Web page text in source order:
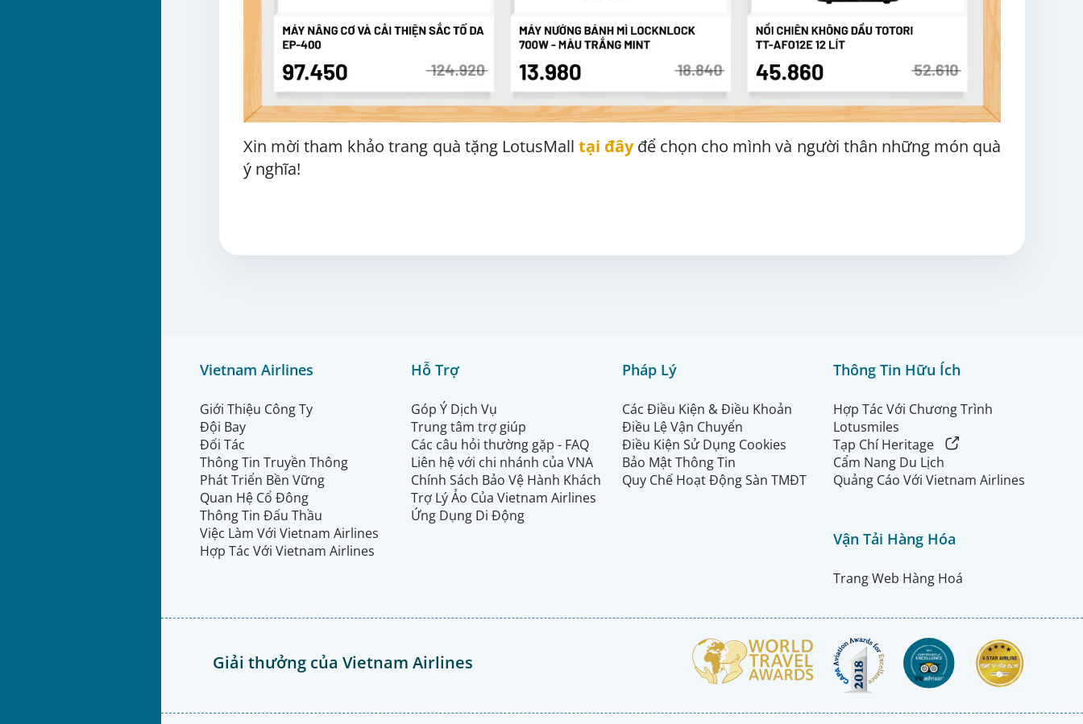
Xin mời tham khảo trang quà tặng LotusMall tại đâyđể chọn cho mình và người thân những món quà
ý nghĩa!
Vietnam Airlines
Giới Thiệu Công Ty
Đội Bay
Đối Tác
Thông Tin Truyền Thông
Phát Triển Bền Vững
Quan Hệ Cổ Đông
Thông Tin Đấu Thầu
Việc Làm Với Vietnam Airlines
Hợp Tác Với Vietnam Airlines
Hỗ Trợ
Góp Ý Dịch Vụ
Trung tâm trợ giúp
Các câu hỏi thường gặp - FAQ
Liên hệ với chi nhánh của VNA
Chính Sách Bảo Vệ Hành Khách
Trợ Lý Ảo Của Vietnam Airlines
Ứng Dụng Di Động
Pháp Lý
Các Điều Kiện & Điều Khoản
Điều Lệ Vận Chuyển
Điều Kiện Sử Dụng Cookies
Bảo Mật Thông Tin
Quy Chế Hoạt Động Sàn TMĐT
Thông Tin Hữu Ích
Hợp Tác Với Chương Trình
Lotusmiles
Tạp Chí Heritage
Cẩm Nang Du Lịch
Quảng Cáo Với Vietnam Airlines
Vận Tải Hàng Hóa
Trang Web Hàng Hoá
Giải thưởng của Vietnam Airlines